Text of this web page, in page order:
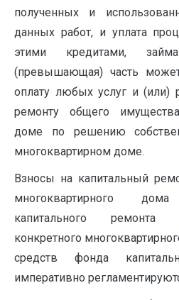
полученных и
данных работ, и уплата
этими кредитами,
(превышающая) часть
оплату любых услуг и (или)
ремонту общего
доме по решению
многоквартирном доме.
Взносы на капитальный
многоквартирного
капитального ремонта
конкретного
средств фонда
императивно